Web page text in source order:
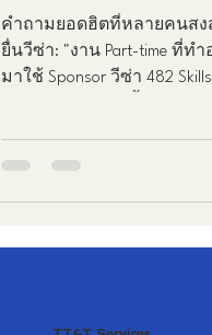
(อัปเดต 2026)
คำถามยอดฮิตที่หลายคนสงสั
ยื่นวีซ่า: "งาน Part-time ที่ทำอ
มาใช้ Sponsor วีซ่า 482 Skills
ประสบการณ์ทำงานของคุณ